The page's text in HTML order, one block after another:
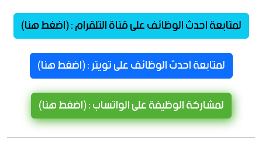
لمتابعة احدث الوظائف على قناة التلقرام : (اضغط هنا)
لمتابعة احدث الوظائف على تويتر : (اضغط هنا)
لمشاركة الوظيفة على الواتساب : (اضغط هنا)